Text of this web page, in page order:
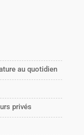
au quotidien
privés